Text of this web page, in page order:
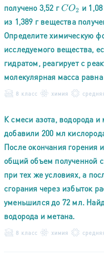
получено 3,52 гCO2
и
из 1,389 г вещества
Определите химическую
исследуемого вещества,
гидратом, реагирует с
молекулярная масса равна
8 класс химия
К смеси азота, водорода
добавили 200 мл
После окончания горения
общий объем полученной
при тех же условиях, а
сгорания через избыток
уменьшился до 72 мл.
водорода и метана.
8 класс химия